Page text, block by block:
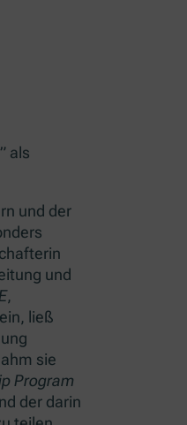
als
und der
und
,
ließ
sie
Program
der darin